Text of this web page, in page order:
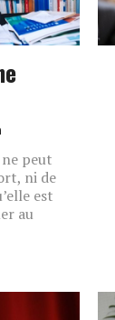
peut
ni de
est
au